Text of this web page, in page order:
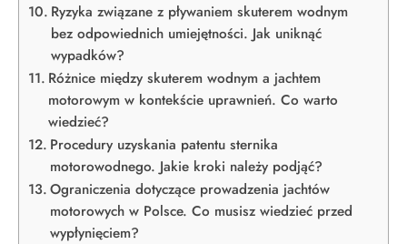
Ryzyka związane z pływaniem skuterem wodnym
bez odpowiednich umiejętności. Jak uniknąć
wypadków?
Różnice między skuterem wodnym a jachtem
motorowym w kontekście uprawnień. Co warto
wiedzieć?
Procedury uzyskania patentu sternika
motorowodnego. Jakie kroki należy podjąć?
Ograniczenia dotyczące prowadzenia jachtów
motorowych w Polsce. Co musisz wiedzieć przed
wypłynięciem?